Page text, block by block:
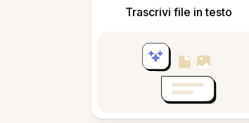
Trascrivi file in testo